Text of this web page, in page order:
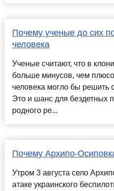
Почему ученые до сих
человека
Ученые считают, что в
больше минусов, чем
человека могло бы решить
Это и шанс для бездетных
родного ре...
Почему Архипо-
Утром 3 августа село
атаке украинского